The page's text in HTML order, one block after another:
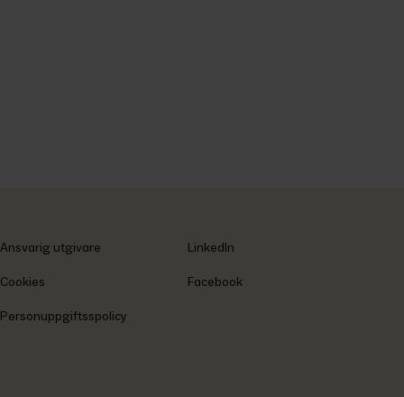
Ansvarig utgivare
Cookies
Personuppgiftsspolicy
LinkedIn
Facebook